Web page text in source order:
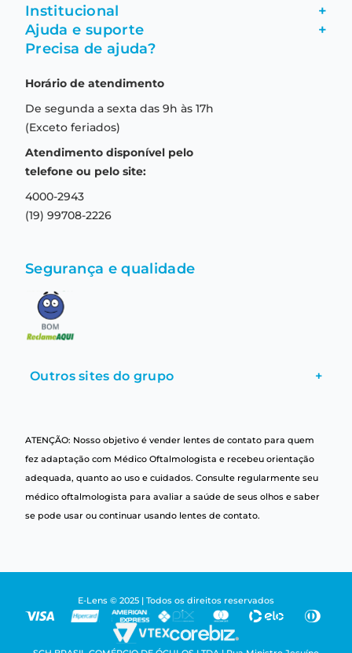
Institucional +
Fale conosco
Formas de pagamento
Aviso de privacidade
Termos e condições de uso
Ajuda e suporte +
Garantia
Troca e devolução
Central de relacionamento
Precisa de ajuda?
Horário de atendimento
De segunda a sexta das 9h às 17h
(Exceto feriados)
Atendimento disponível pelo
telefone ou pelo site:
4000-2943
(19) 99708-2226
Segurança e qualidade
Outros sites do grupo +
ATENÇÃO: Nosso objetivo é vender lentes de contato para quem
fez adaptação com Médico Oftalmologista e recebeu orientação
adequada, quanto ao uso e cuidados. Consulte regularmente seu
médico oftalmologista para avaliar a saúde de seus olhos e saber
se pode usar ou continuar usando lentes de contato.
E-Lens © 2025 | Todos os direitos reservados